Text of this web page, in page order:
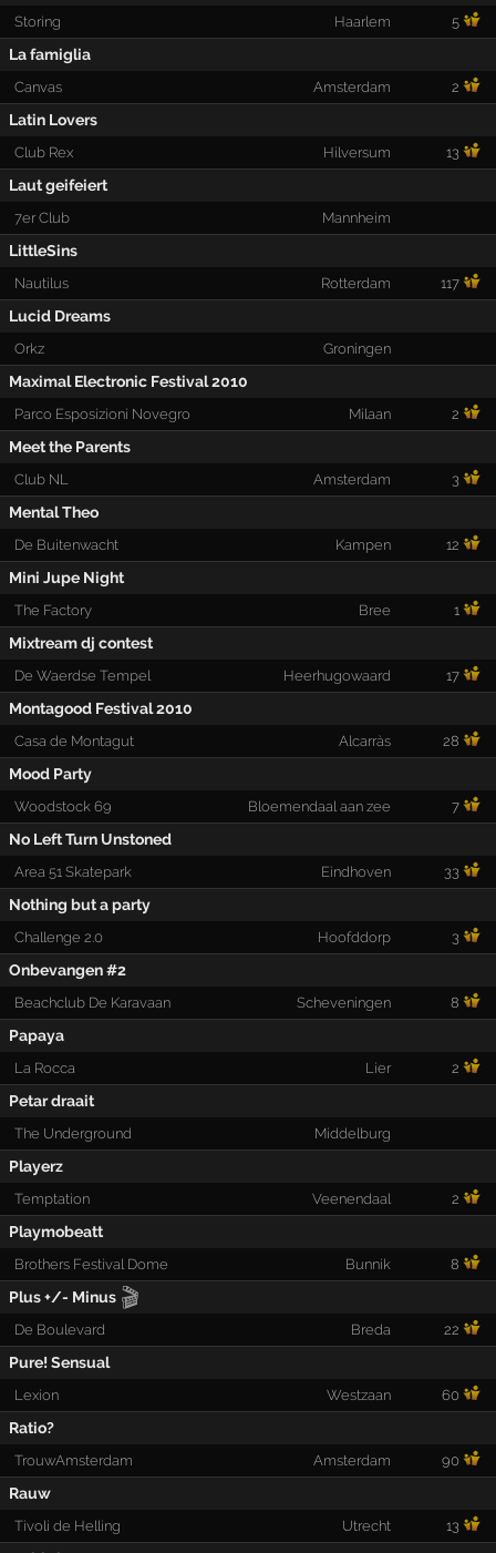
Storing Haarlem 5
La famiglia
Canvas Amsterdam 2
Latin Lovers
Club Rex Hilversum 13
Laut geifeiert
7er Club Mannheim
LittleSins
Nautilus Rotterdam 117
Lucid Dreams
Orkz Groningen
Maximal Electronic Festival 2010
Parco Esposizioni Novegro Milaan 2
Meet the Parents
Club NL Amsterdam 3
Mental Theo
De Buitenwacht Kampen 12
Mini Jupe Night
The Factory Bree 1
Mixtream dj contest
De Waerdse Tempel Heerhugowaard 17
Montagood Festival 2010
Casa de Montagut Alcarràs 28
Mood Party
Woodstock 69 Bloemendaal aan zee 7
No Left Turn Unstoned
Area 51 Skatepark Eindhoven 33
Nothing but a party
Challenge 2.0 Hoofddorp 3
Onbevangen #2
Beachclub De Karavaan Scheveningen 8
Papaya
La Rocca Lier 2
Petar draait
The Underground Middelburg
Playerz
Temptation Veenendaal 2
Playmobeatt
Brothers Festival Dome Bunnik 8
Plus +/- Minus 🎬
De Boulevard Breda 22
Pure! Sensual
Lexion Westzaan 60
Ratio?
TrouwAmsterdam Amsterdam 90
Rauw
Tivoli de Helling Utrecht 13